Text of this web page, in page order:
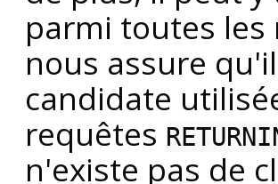
parmi toutes les
nous assure
candidate
requêtes
n'existe pas de